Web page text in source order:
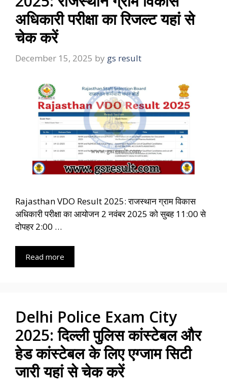
अधिकारी परीक्षा का रिजल्ट यहां से
चेक करें
December 15, 2025 by gs result
Rajasthan VDO Result 2025: राजस्थान ग्राम विकास
अधिकारी परीक्षा का आयोजन 2 नवंबर 2025 को सुबह 11:00 से
दोपहर 2:00 …
Read more
Delhi Police Exam City
2025: दिल्ली पुलिस कांस्टेबल और
हेड कांस्टेबल के लिए एग्जाम सिटी
जारी यहां से चेक करें